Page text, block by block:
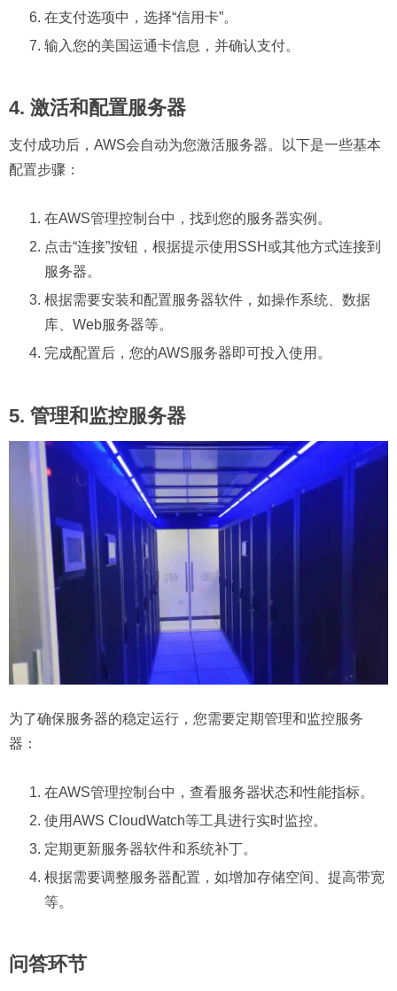
在支付选项中，选择“信用卡”。
输入您的美国运通卡信息，并确认支付。
4. 激活和配置服务器
支付成功后，AWS会自动为您激活服务器。以下是一些基本
配置步骤：
在AWS管理控制台中，找到您的服务器实例。
点击“连接”按钮，根据提示使用SSH或其他方式连接到
服务器。
根据需要安装和配置服务器软件，如操作系统、数据
库、Web服务器等。
完成配置后，您的AWS服务器即可投入使用。
5. 管理和监控服务器
为了确保服务器的稳定运行，您需要定期管理和监控服务
器：
在AWS管理控制台中，查看服务器状态和性能指标。
使用AWS CloudWatch等工具进行实时监控。
定期更新服务器软件和系统补丁。
根据需要调整服务器配置，如增加存储空间、提高带宽
等。
问答环节